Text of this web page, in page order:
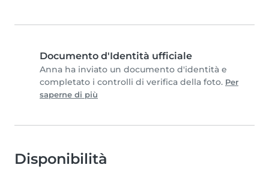
Documento d'Identità ufficiale
Anna ha inviato un documento d'identità e
completato i controlli di verifica della foto. Per
saperne di più
Disponibilità